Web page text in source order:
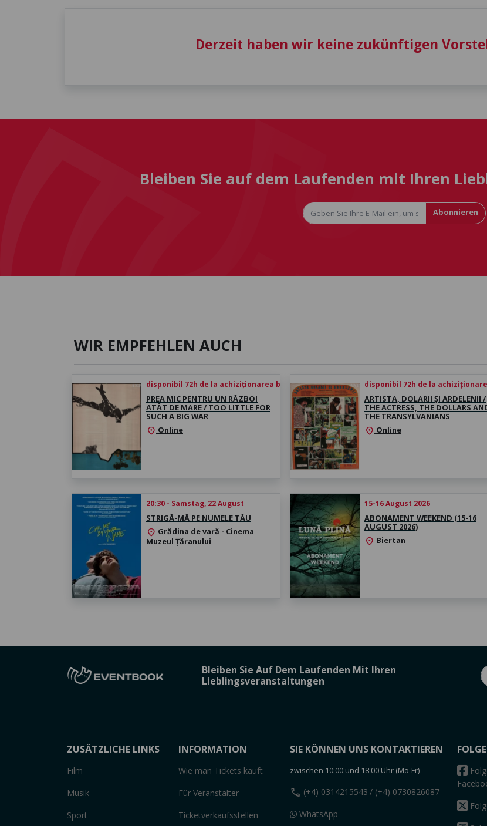
Derzeit haben wir keine zukünftigen
Bleiben Sie auf dem Laufenden mit Ihren
Abonnieren
WIR EMPFEHLEN AUCH
disponibil 72h de la achiziționarea biletului
PREA MIC PENTRU UN RĂZBOI
ATÂT DE MARE / TOO LITTLE FOR
SUCH A BIG WAR
location_on Online
disponibil 72h de la
ARTISTA, DOLARII ȘI ARDELENII /
THE ACTRESS, THE DOLLARS
THE TRANSYLVANIANS
location_on Online
20:30 - Samstag, 22 August
STRIGĂ-MĂ PE NUMELE TĂU
location_on Grădina de vară - Cinema
Muzeul Țăranului
15-16 August 2026
ABONAMENT WEEKEND (15-16
AUGUST 2026)
location_on Biertan
Bleiben Sie Auf Dem Laufenden Mit Ihren
Lieblingsveranstaltungen
ZUSÄTZLICHE LINKS
Film
Musik
Sport
INFORMATION
Wie man Tickets kauft
Für Veranstalter
Ticketverkaufsstellen
SIE KÖNNEN UNS KONTAKTIEREN
zwischen 10:00 und 18:00 Uhr (Mo-Fr)
call (+4) 0314215543 / (+4) 0730826087
WhatsApp